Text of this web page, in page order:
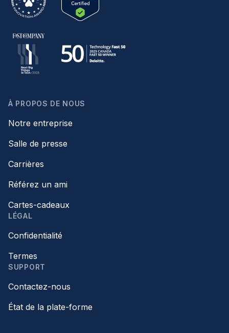
À PROPOS DE NOUS
Notre entreprise
Salle de presse
Carrières
Référez un ami
Cartes-cadeaux
LÉGAL
Confidentialité
Termes
SUPPORT
Contactez-nous
État de la plate-forme